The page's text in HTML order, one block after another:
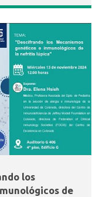
los
de